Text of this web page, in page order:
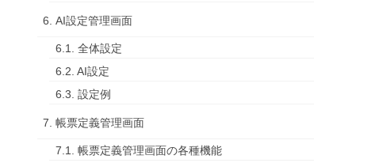
6. AI設定管理画面
6.1. 全体設定
6.2. AI設定
6.3. 設定例
7. 帳票定義管理画面
7.1. 帳票定義管理画面の各種機能